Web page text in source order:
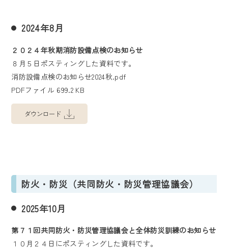
2024年8月
２０２４年秋期消防設備点検のお知らせ
８月５日ポスティングした資料です。
消防設備点検のお知らせ2024秋.pdf
PDFファイル 699.2 KB
ダウンロード
防火・防災（共同防火・防災管理協議会）
2025年10月
第７１回共同防火・防災管理協議会と全体防災訓練のお知らせ
１０月２４日にポスティングした資料です。